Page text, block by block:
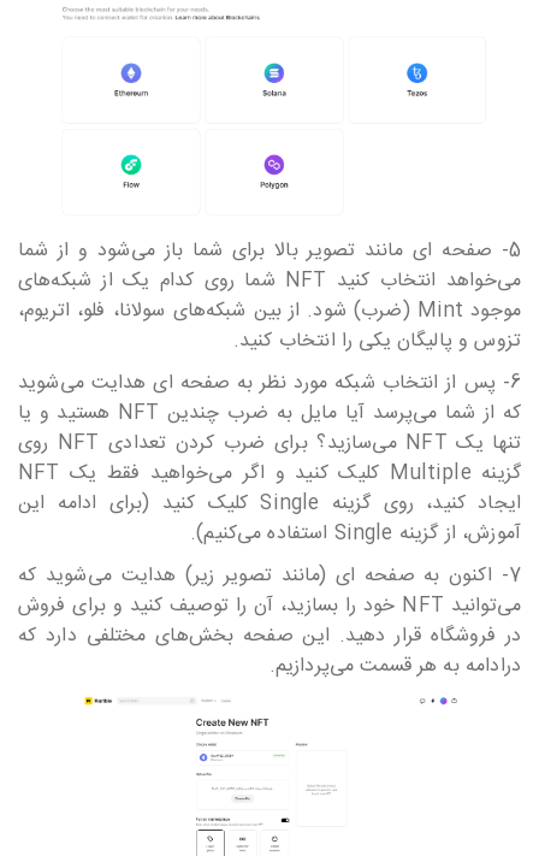
5- صفحه ای مانند تصویر بالا برای شما باز می‎‎‎‎‎‎شود و از شما
می‎‎‎‎‎‎خواهد انتخاب کنید NFT شما روی کدام یک از شبکه‎‎‎‎‎‎های
موجود Mint (ضرب) شود. از بین شبکه‎‎‎‎‎‎های سولانا، فلو، اتریوم،
تزوس و پالیگان یکی را انتخاب کنید.
6- پس از انتخاب شبکه مورد نظر به صفحه ای هدایت می‎‎‎‎‎‎شوید
که از شما می‎‎‎‎‎‎پرسد آیا مایل به ضرب چندین NFT هستید و یا
تنها یک NFT می‎‎‎‎‎‎سازید؟ برای ضرب کردن تعدادی NFT روی
گزینه Multiple کلیک کنید و اگر می‎‎‎‎‎‎خواهید فقط یک NFT
ایجاد کنید، روی گزینه Single کلیک کنید (برای ادامه این
آموزش، از گزینه Single استفاده می‎‎‎‎‎‎کنیم).
7- اکنون به صفحه ای (مانند تصویر زیر) هدایت می‎‎‎‎‎‎شوید که
می‎‎‎‎‎‎توانید NFT خود را بسازید، آن را توصیف کنید و برای فروش
در فروشگاه قرار دهید. این صفحه بخش‎‎‎‎‎‎های مختلفی دارد که
درادامه به هر قسمت می‎‎‎‎‎‎پردازیم.